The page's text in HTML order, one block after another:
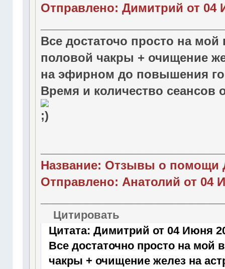
Отправлено: Димитрий от 04
Все достаточо просто на
половой чакры + очищение
на эфирном до повышения
Время и количество сеансов
Название: Отзывы о помощи
Отправлено: Анатолий от 04
Цитировать
Цитата: Димитрий от 04 Июня
Все достаточно просто на мой
чакры + очищение желез на